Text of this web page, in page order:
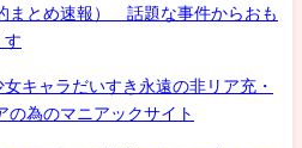
まとめ速報） 話題な事件からおも
す
キャラだいすき永遠の非リア充・
の為のマニアックサイト